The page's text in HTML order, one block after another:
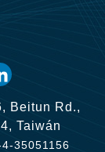
Beitun Rd.,
Taiwán
35051156